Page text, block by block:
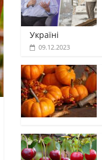
Україні
09.12.2023